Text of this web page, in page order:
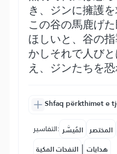
き、ジンに擁護
この谷の馬鹿げ
ほしいと、谷の
かしそれで人び
え、ジンたちを
Shfaq përkthimet e
التفاسير: المُيسَّر المختصر
النفحات المكية | هدايات